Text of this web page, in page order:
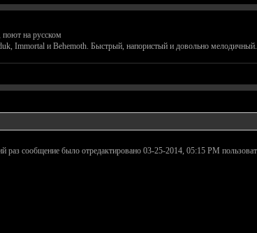
поют на русском
Immortal и Behemoth. Быстрый, напористый и довольно мелодичный.
раз сообщение было отредактировано 03-25-2014, 05:15 PM